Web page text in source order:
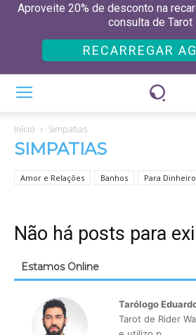
Início Simpatias
SIMPATIAS
Amor e Relações Banhos Para Dinheiro
Não há posts para
Estamos Online
Aproveite 20% de desconto na
consulta de Tarot
RECARREGAR